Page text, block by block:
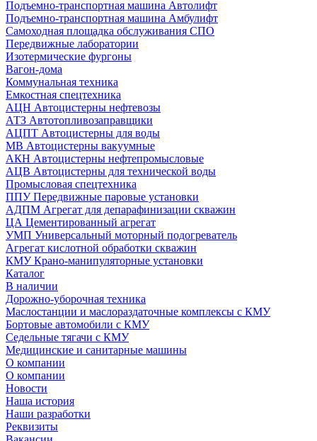
Подъемно-транспортная машина Автолифт
Подъемно-транспортная машина Амбулифт
Самоходная площадка обслуживания СПО
Передвижные лаборатории
Изотермические фургоны
Вагон-дома
Коммунальная техника
Емкостная спецтехника
АЦН Автоцистерны нефтевозы
АТЗ Автотопливозаправщики
АЦПТ Автоцистерны для воды
МВ Автоцистерны вакуумные
АКН Автоцистерны нефтепромысловые
АЦВ Автоцистерны для технической воды
Промысловая спецтехника
ППУ Передвижные паровые установки
АДПМ Агрегат для депарафинизации скважин
ЦА Цементированный агрегат
УМП Универсальный моторный подогреватель
Агрегат кислотной обработки скважин
КМУ Крано-манипуляторные установки
Каталог
В наличии
Дорожно-уборочная техника
Маслостанции и маслораздаточные комплексы с КМУ
Бортовые автомобили с КМУ
Седельные тягачи с КМУ
Медицинские и санитарные машины
О компании
О компании
Новости
Наша история
Наши разработки
Реквизиты